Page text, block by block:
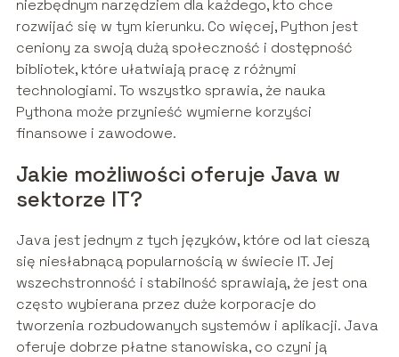
niezbędnym narzędziem dla każdego, kto chce
rozwijać się w tym kierunku. Co więcej, Python jest
ceniony za swoją dużą społeczność i dostępność
bibliotek, które ułatwiają pracę z różnymi
technologiami. To wszystko sprawia, że nauka
Pythona może przynieść wymierne korzyści
finansowe i zawodowe.
Jakie możliwości oferuje Java w
sektorze IT?
Java jest jednym z tych języków, które od lat cieszą
się niesłabnącą popularnością w świecie IT. Jej
wszechstronność i stabilność sprawiają, że jest ona
często wybierana przez duże korporacje do
tworzenia rozbudowanych systemów i aplikacji. Java
oferuje dobrze płatne stanowiska, co czyni ją